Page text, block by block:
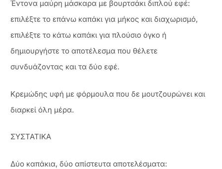
Έντονα μαύρη μάσκαρα με βουρτσάκι διπλού εφέ:
επιλέξτε το επάνω καπάκι για μήκος και διαχωρισμό,
επιλέξτε το κάτω καπάκι για πλούσιο όγκο ή
δημιουργήστε το αποτέλεσμα που θέλετε
συνδυάζοντας και τα δύο εφέ.
Κρεμώδης υφή με φόρμουλα που δε μουτζουρώνει και
διαρκεί όλη μέρα.
ΣΥΣΤΑΤΙΚΑ
Δύο καπάκια, δύο απίστευτα αποτελέσματα: